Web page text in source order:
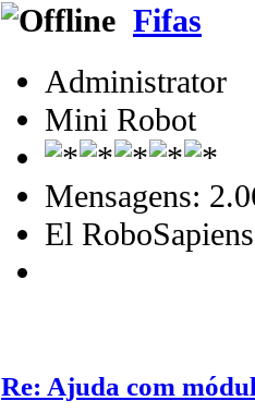
Fifas
Administrator
Mini Robot
Mensagens:
El RoboSapiens
Re: Ajuda com